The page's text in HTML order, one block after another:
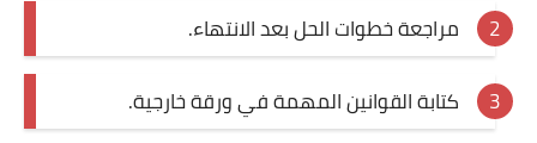
مراجعة خطوات الحل بعد الانتهاء.
كتابة القوانين المهمة في ورقة خارجية.